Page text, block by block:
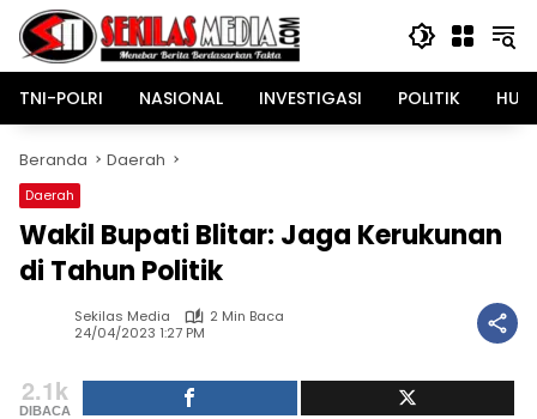
Langsung
konten
TNI-POLRI
NASIONAL INVESTIGASI POLITIK
Beranda Daerah
Daerah
Wakil Bupati Blitar: Jaga Kerukunan
di Tahun Politik
Sekilas Media
2 Min Baca
24/04/2023 1:27 PM
2.1k
DIBACA